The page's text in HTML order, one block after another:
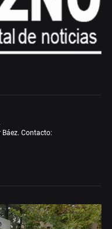
Contacto: